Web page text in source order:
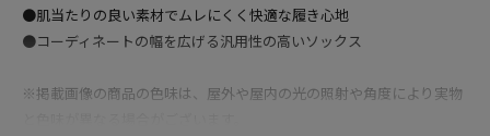
●肌当たりの良い素材でムレにくく快適な履き心地
●コーディネートの幅を広げる汎用性の高いソックス
※掲載画像の商品の色味は、屋外や屋内の光の照射や角度により実物